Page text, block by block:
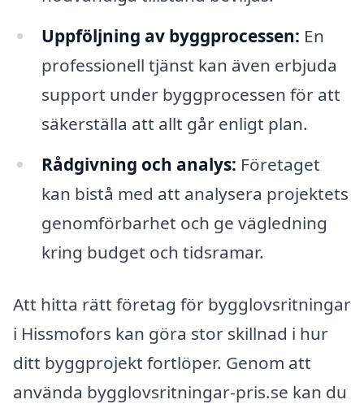
Uppföljning av byggprocessen: En
professionell tjänst kan även erbjuda
support under byggprocessen för att
säkerställa att allt går enligt plan.
Rådgivning och analys: Företaget
kan bistå med att analysera projektets
genomförbarhet och ge vägledning
kring budget och tidsramar.
Att hitta rätt företag för bygglovsritningar
i Hissmofors kan göra stor skillnad i hur
ditt byggprojekt fortlöper. Genom att
använda bygglovsritningar-pris.se kan du